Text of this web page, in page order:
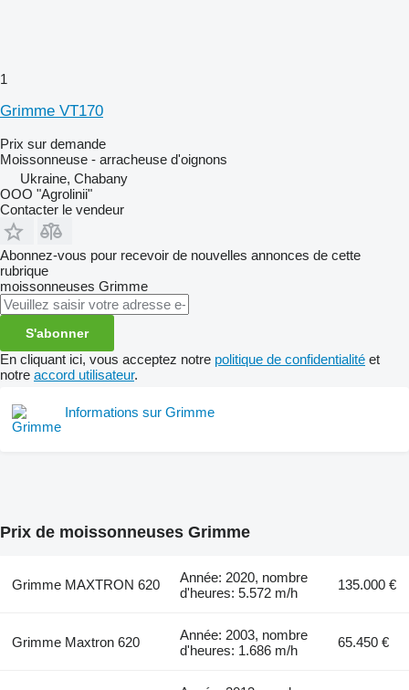
1
Grimme VT170
Prix sur demande
Moissonneuse - arracheuse d'oignons
Ukraine, Chabany
OOO "Agrolinii"
Contacter le vendeur
Abonnez-vous pour recevoir de nouvelles annonces de cette
rubrique
moissonneuses Grimme
S'abonner
En cliquant ici, vous acceptez notre politique de confidentialité et
notre accord utilisateur.
Informations sur Grimme
Prix de moissonneuses Grimme
Grimme MAXTRON 620
Année: 2020, nombre
d'heures: 5.572 m/h
135.000 €
Grimme Maxtron 620
Année: 2003, nombre
d'heures: 1.686 m/h
65.450 €